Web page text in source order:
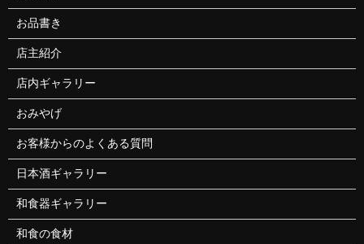
お品書き
店主紹介
店内ギャラリー
おみやげ
お客様からのよくある質問
日本酒ギャラリー
和食器ギャラリー
和食の食材